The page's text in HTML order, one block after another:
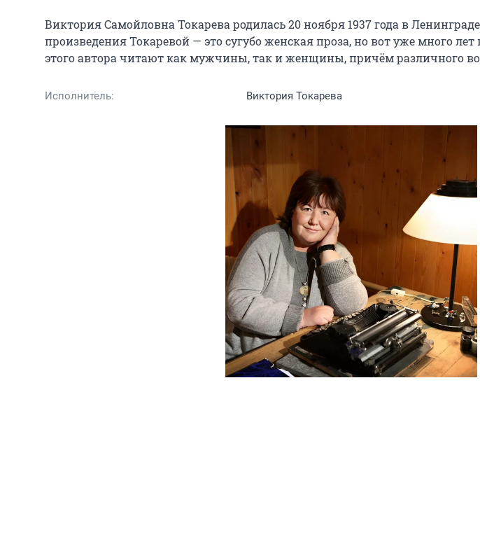
Виктория Самойловна Токарева родилась 20 ноября 1937 года в
произведения Токаревой — это сугубо женская проза, но вот уже много
этого автора читают как мужчины, так и женщины, причём различного
Исполнитель: Виктория Токарева